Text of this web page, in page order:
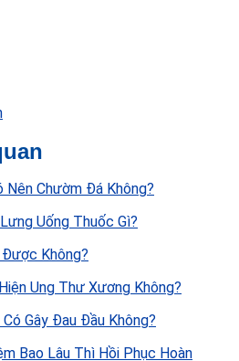
Nên Chườm Đá Không?
Uống Thuốc Gì?
Được Không?
Ung Thư Xương Không?
Gây Đau Đầu Không?
Bao Lâu Thì Hồi Phục Hoàn